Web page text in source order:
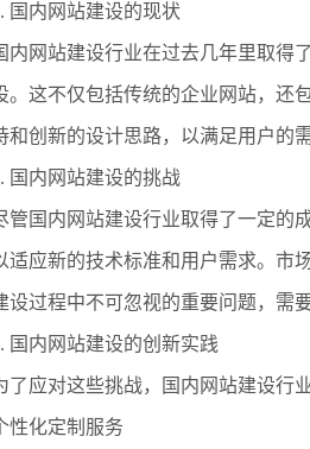
国内网站建设的现状
内网站建设行业在过去几年里取得
。这不仅包括传统的企业网站，还
和创新的设计思路，以满足用户的
国内网站建设的挑战
管国内网站建设行业取得了一定的
适应新的技术标准和用户需求。市
设过程中不可忽视的重要问题，需
国内网站建设的创新实践
了应对这些挑战，国内网站建设行
性化定制服务